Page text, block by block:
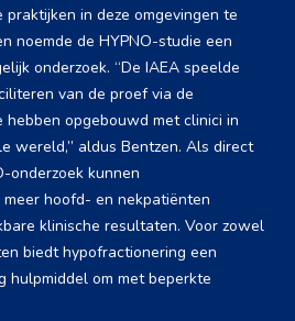
in deze omgevingen te
noemde de HYPNO-studie een
onderzoek. “De IAEA speelde
van de proef via de
opgebouwd met clinici in
wereld,” aldus Bentzen. Als direct
onderzoek kunnen
hoofd- en nekpatiënten
klinische resultaten. Voor zowel
biedt hypofractionering een
hulpmiddel om met beperkte